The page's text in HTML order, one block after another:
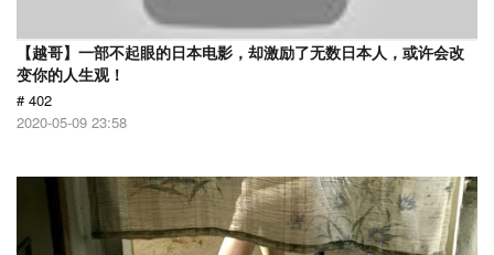
【越哥】一部不起眼的日本电影，却激励了无数日本人，或许会改
变你的人生观！
# 402
2020-05-09 23:58